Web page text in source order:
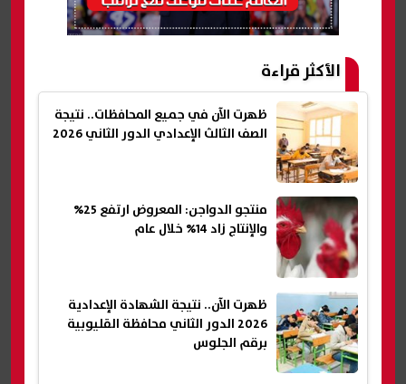
الأكثر قراءة
ظهرت الآن في جميع المحافظات.. نتيجة
الصف الثالث الإعدادي الدور الثاني 2026
منتجو الدواجن: المعروض ارتفع 25%
والإنتاج زاد 14% خلال عام
ظهرت الآن.. نتيجة الشهادة الإعدادية
2026 الدور الثاني محافظة القليوبية
برقم الجلوس